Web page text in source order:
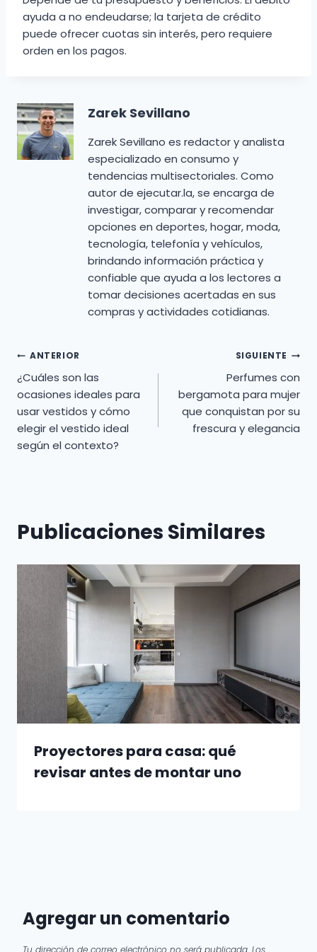
ayuda a no endeudarse; la tarjeta de crédito
puede ofrecer cuotas sin interés, pero requiere
orden en los pagos.
Zarek Sevillano
Zarek Sevillano es redactor y analista
especializado en consumo y
tendencias multisectoriales. Como
autor de ejecutar.la, se encarga de
investigar, comparar y recomendar
opciones en deportes, hogar, moda,
tecnología, telefonía y vehículos,
brindando información práctica y
confiable que ayuda a los lectores a
tomar decisiones acertadas en sus
compras y actividades cotidianas.
Navegación
de
entradas
ANTERIOR
¿Cuáles son las
ocasiones ideales para
usar vestidos y cómo
elegir el vestido ideal
según el contexto?
SIGUIENTE
Perfumes con
bergamota para mujer
que conquistan por su
frescura y elegancia
Publicaciones Similares
Proyectores para casa: qué
revisar antes de montar uno
Agregar un comentario
Tu dirección de correo electrónico no será publicada. Los